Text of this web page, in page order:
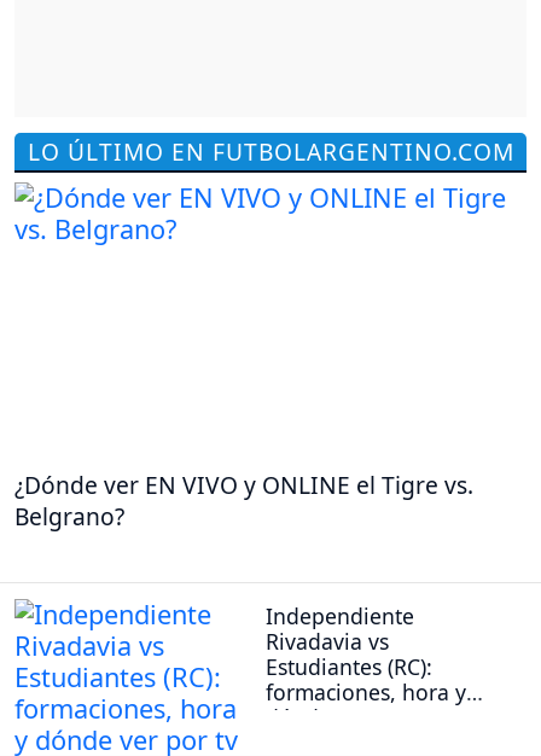
LO ÚLTIMO EN FUTBOLARGENTINO.COM
¿Dónde ver EN VIVO y ONLINE el Tigre vs.
Belgrano?
Independiente
Rivadavia vs
Estudiantes (RC):
formaciones, hora y
dónde ver por tv